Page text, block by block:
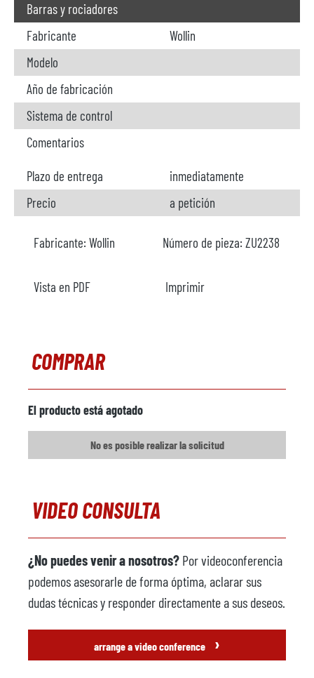
Barras y rociadores
Fabricante
Wollin
Modelo
Año de fabricación
Sistema de control
Comentarios
Plazo de entrega
inmediatamente
Precio
a petición
Fabricante: Wollin Número de pieza: ZU2238
Vista en PDF Imprimir
COMPRAR
El producto está agotado
No es posible realizar la solicitud
VIDEO CONSULTA
¿No puedes venir a nosotros? Por videoconferencia
podemos asesorarle de forma óptima, aclarar sus
dudas técnicas y responder directamente a sus deseos.
arrange a video conference ›